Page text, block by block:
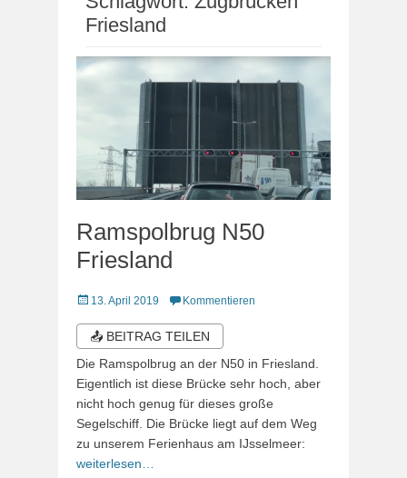
Friesland
Ramspolbrug N50
Friesland
Veröffentlicht
13. April 2019 Kommentieren
📤 BEITRAG TEILEN
Die Ramspolbrug an der N50 in Friesland.
Eigentlich ist diese Brücke sehr hoch, aber
nicht hoch genug für dieses große
Segelschiff. Die Brücke liegt auf dem Weg
zu unserem Ferienhaus am IJsselmeer:
weiterlesen…